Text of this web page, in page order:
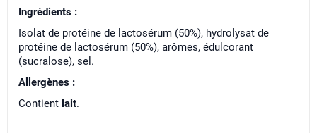
Ingrédients :
Isolat de protéine de lactosérum (50%), hydrolysat de
protéine de lactosérum (50%), arômes, édulcorant
(sucralose), sel.
Allergènes :
Contient lait.